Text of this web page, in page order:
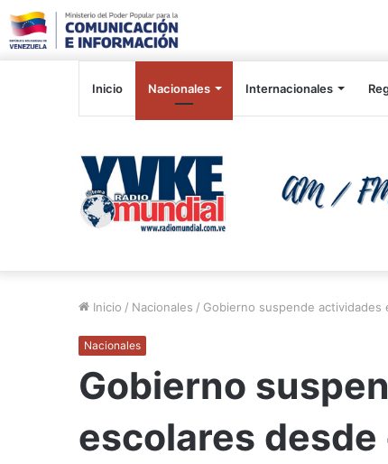
Inicio Nacionales Internacionales
Inicio / Nacionales / Gobierno suspende
Nacionales
Gobierno
escolares